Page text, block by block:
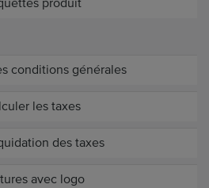
conditions générales
les taxes
des taxes
avec logo